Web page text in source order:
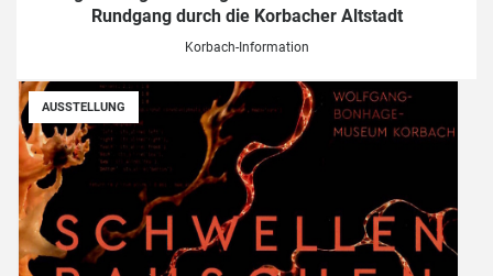
Rundgang durch die Korbacher Altstadt
Korbach-Information
AUSSTELLUNG